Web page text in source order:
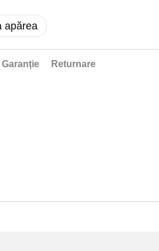
apărea
Garanție Returnare